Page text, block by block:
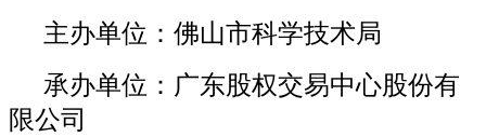
主办单位：佛山市科学技术局
承办单位：广东股权交易中心股份有
限公司